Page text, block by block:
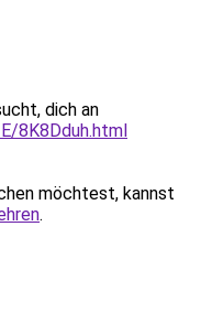
dich an
8K8Dduh.html
möchtest, kannst
.